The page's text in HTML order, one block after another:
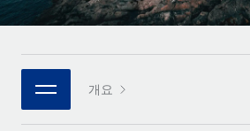
연결 새로운
통합
핵심 비즈니스 도구로 프로세스를 간소화
REMOTE 파트너 되기
플랫폼에 글로벌 HR을 유연하게 통합
Remote와의 파트너십 기회 탐색
직무 설명 라이브러리
이벤트
한국어
개요